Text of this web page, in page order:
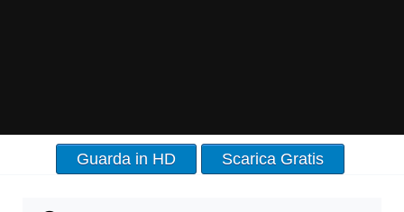
Guarda in HD Scarica Gratis